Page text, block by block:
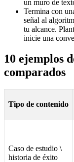
un muro de
Termina con
señal al
tu alcance.
inicie una
10 ejemplos
comparados
Tipo de contenido
Caso de estudio \
historia de éxito